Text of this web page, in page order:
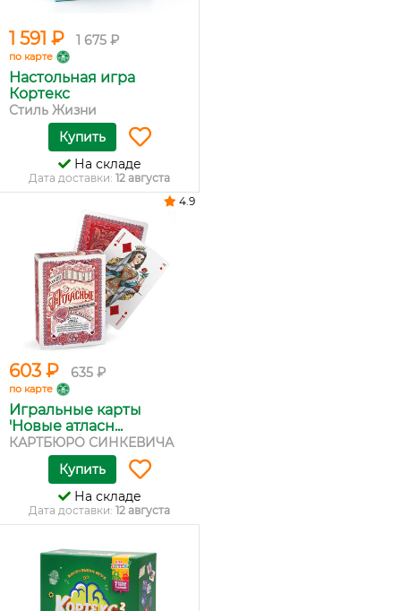
1 591 ₽ 1 675 ₽
по карте
Настольная игра
Кортекс
Стиль Жизни
Купить
На складе
Дата доставки: 12 августа
603 ₽ 635 ₽
по карте
Игральные карты
'Новые атласн...
КАРТБЮРО СИНКЕВИЧА
4.9
Купить
На складе
Дата доставки: 12 августа